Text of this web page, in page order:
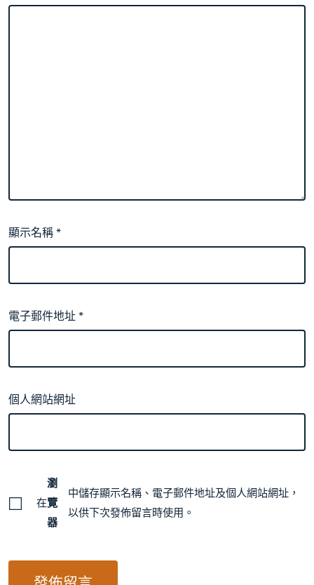
顯示名稱*
電子郵件地址*
個人網站網址
在
瀏
覽
器
中儲存顯示名稱、電子郵件地址及個人網站網址，
以供下次發佈留言時使用。